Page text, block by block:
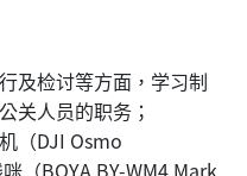
及检讨等方面，学习制
关人员的职务；
（DJI Osmo